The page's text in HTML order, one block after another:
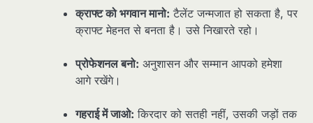
क्राफ्ट को भगवान मानो: टैलेंट जन्मजात हो सकता है, पर
क्राफ्ट मेहनत से बनता है। उसे निखारते रहो।
प्रोफेशनल बनो: अनुशासन और सम्मान आपको हमेशा
आगे रखेंगे।
गहराई में जाओ: किरदार को सतही नहीं, उसकी जड़ों तक